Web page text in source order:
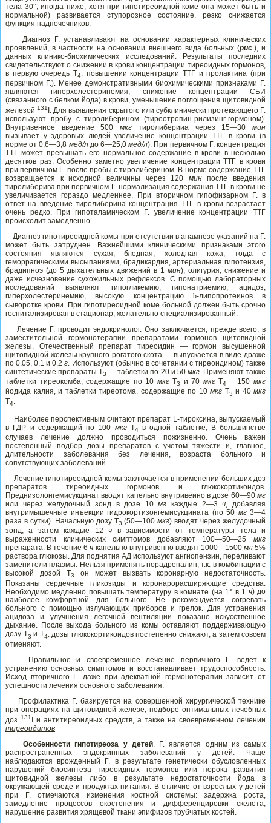
тела 30°, иногда ниже, хотя при гипотиреоидной коме она может быть и
нормальной) развивается ступорозное состояние, резко снижается
функция надпочечников.
Диагноз Г. устанавливают на основании характерных клинических
проявлений, в частности на основании внешнего вида больных (рис.), и
данных клинико-биохимических исследований. Результаты последних
свидетельствуют о снижении в крови концентрации тиреоидных гормонов,
в первую очередь Т4
, повышении концентрации ТТГ и пролактина (при
первичном Г.). Менее демонстративными биохимическими признаками Г.
являются гиперхолестеринемия, снижение концентрации СБИ
(связанного с белком йода) в крови, уменьшение поглощения щитовидной
железой131 I. Для выявления скрытого или субклинически протекающего Г.
используют пробу с тиролиберином (тиреотропин-рилизинг-гормоном).
Внутривенное введение 500мкг тиролиберииа через 15—30мин
вызывает у здоровых людей увеличение концентрации ТТГ в крови (в
норме от 0,6—3,8 мед/лдо 6—25,0мед/л). При первичном Г. концентрация
ТТГ может превышать его нормальное содержание в крови в несколько
десятков раз. Особенно заметно увеличение концентрации ТТГ в крови
при первичном Г. после пробы с тиролиберином. В норме содержание ТТГ
возвращается к исходной величины через 120 минпосле введения
тиролиберива при первичном Г. нормализация содержания ТТГ в крови не
увеличивается гораздо медленнее. При вторичном гипофизарном Г. в
ответ на введение тиролиберина концентрация ТТГ в крови возрастает
очень редко. При гипоталамическом Г. увеличение концентрации ТТГ
происходит замедленно.
Диагноз гипотиреоидной комы при отсутствии в анамнезе указаний на Г.
может быть затруднен. Важнейшими клиническими признаками этого
состояния являются сухая, бледная, холодная кожа, тогда с
геморрагическими высыпаниями, брадикардия, артериальная гипотензия,
брадипноэ (до 5 дыхательных движений в 1 мин), олигурия, снижение и
даже исчезновение сухожильных рефлексов. С помощью лабораторных
исследований выявляют гипогликемию, гипонатриемию, ацидоз,
гиперхолестеринемию, высокую концентрацию b-липопротеинов в
сыворотке крови. При гипотиреоидной коме больной должен быть срочно
госпитализирован в стационар, желательно специализированный.
Лечение Г. проводит эндокринолог. Оно заключается, прежде всего, в
заместительной гормонотерапии препаратами гормонов щитовидной
железы. Отечественный препарат тиреоидин — гормон высушенной
щитовидной железы крупного рогатого скота — выпускается в виде драже
по 0,05, 0,1 и 0,2г. Используют (обычно в сочетании с тиреоидином) также
синтетические препараты Т3 — таблетки по 20 и 50 мкг. Применяют также
таблетки тиреокомба, содержащие по 10 мкгТ3 и 70 мкгТ4 + 150мкг
йодида калия, и таблетки тиреотома, содержащие по 10 мкг Т3 и 40 мкг
Т4.
Наиболее перспективным считают препарат L-тироксина, выпускаемый
в ГДР и содержащий по 100 мкгТ4 в одной таблетке, В большинстве
случаев лечение должно проводиться пожизненно. Очень важен
постепенный подбор дозы препаратов с учетом тяжести и, главное,
длительности заболевания без лечения, возраста больного и
сопутствующих заболеваний.
Лечение гипотиреоидной комы заключается в применении больших доз
препаратов тиреоидных гормонов и глюкокортикондов.
Преднизолонгемисукцинат вводят капельно внутривеино в дозе 60—90 мг
или через желудочный зонд в дозе 10мгкаждые 2—3ч, добавляя
внутримышечные инъекции гидрокортизонгемисукцината (по 50 мг 3—4
раза в сутки). Начальную дозу Т3 (50—100мкг) вводят через желудочный
зонд, а затем каждые 12ч в зависимости от температуры тела и
выраженности клинических симптомов добавляют 100—50—25 мкг
препарата. В течение 6ч капельно внутривенно вводят 1000—1500 мл5%
раствора глюкозы. Для поднятия АД используют ангиопензин, переливают
заменители плазмы. Нельзя применять норадреналин, т.к. в комбинации с
высокой дозой Т3 он может вызвать коронарную недостаточность.
Показаны сердечные гликозиды и коронарорасширяющие средства.
Необходимо медленно повышать температуру в комнате (на 1° в 1 ч) до
наиболее комфортной для больного. Не рекомендуется согревать
больного с помощью излучающих приборов и грелок. Для устранения
ацидоза и улучшения легочной вентиляции показано искусственное
дыхание. После выхода больного из комы оставляют поддерживающую
дозу Т3 и Т4
. дозы глюкокортикоидов постепенно снижают, а затем совсем
отменяют.
Правильное и своевременное лечение первичного Г. ведет к
устранению основных симптомов и восстанавливает трудоспособность.
Исход вторичного Г. даже при адекватной гормонотерапии зависит от
успешности лечения основного заболевания.
Профилактика Г. базируется на совершенной хирургической технике
при операциях на щитовидной железе, подборе оптимальных лечебных
доз
131
I и антитиреоидных средств, а также на своевременном лечении
тиреоидитов
Особенности гипотиреоза у детей. Г. является одним из самых
распространенных эндокринных заболеваний у детей. Чаще
наблюдаются врожденный Г. в результате генетически обусловленных
нарушений биосинтеза тиреоидных гормонов или порока развития
щитовидной железы либо в результате недостаточности йода в
окружающей среде и продуктах питания. В отличие от взрослых у детей
при Г. отмечаются изменения костной системы: задержка роста,
замедление процессов окостенения и дифференцировки скелета,
нарушение развития хрящевой ткани эпифизов трубчатых костей.